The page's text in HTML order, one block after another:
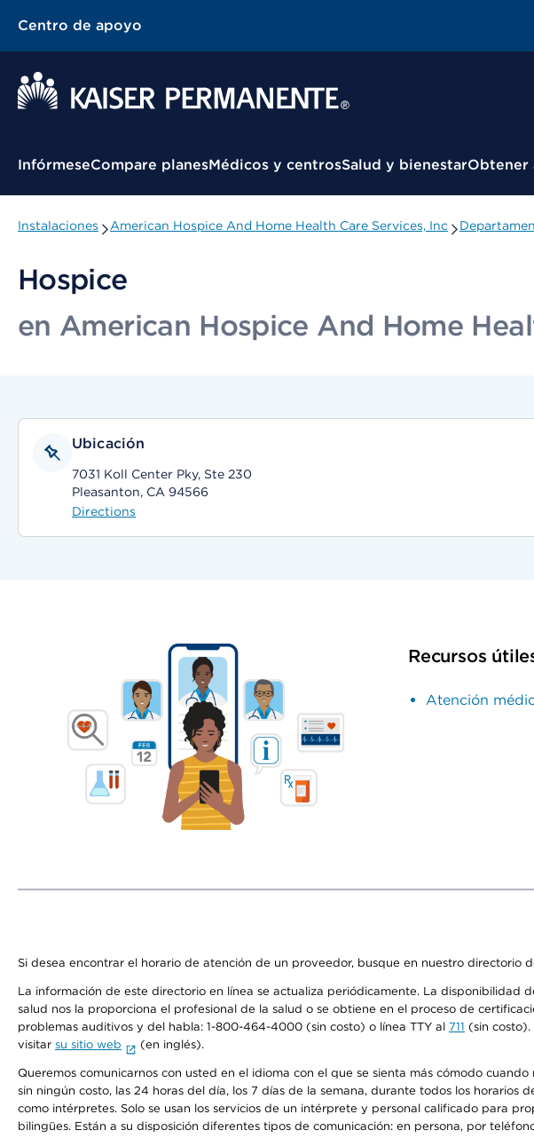
Centro de apoyo
Menú contextual
InfórmeseCompare planesMédicos y centrosSalud y bienestarObtener
Instalaciones American Hospice And Home Health Care Services, Inc
Hospice
en American Hospice And Home
Ubicación
7031 Koll Center Pky, Ste 230
Pleasanton, CA 94566
Directions
Recursos
Atención
Si desea encontrar el horario de atención de un proveedor, busque en nuestro directorio
La información de este directorio en línea se actualiza periódicamente. La disponibilidad
salud nos la proporciona el profesional de la salud o se obtiene en el proceso de
problemas auditivos y del habla: 1-800-464-4000 (sin costo) o línea TTY al 711 (sin
visitar su sitio web (en inglés).
Queremos comunicarnos con usted en el idioma con el que se sienta más cómodo
sin ningún costo, las 24 horas del día, los 7 días de la semana, durante todos los
como intérpretes. Solo se usan los servicios de un intérprete y personal calificado para
bilingües. Están a su disposición diferentes tipos de comunicación: en persona, por